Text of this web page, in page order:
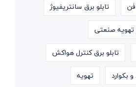
فن
تابلو برق سانتریفیوژ
تهویه صنعتی
تابلو برق کنترل هواکش
بکوارد
تهویه